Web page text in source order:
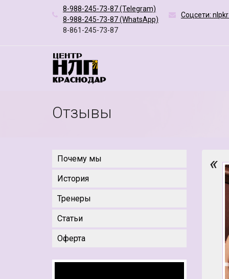
8-988-245-73-87 (Telegram)
8-988-245-73-87 (WhatsApp)
8-861-245-73-87
Соцсети:
Отзывы
Почему мы
История
Тренеры
Статьи
Оферта
«